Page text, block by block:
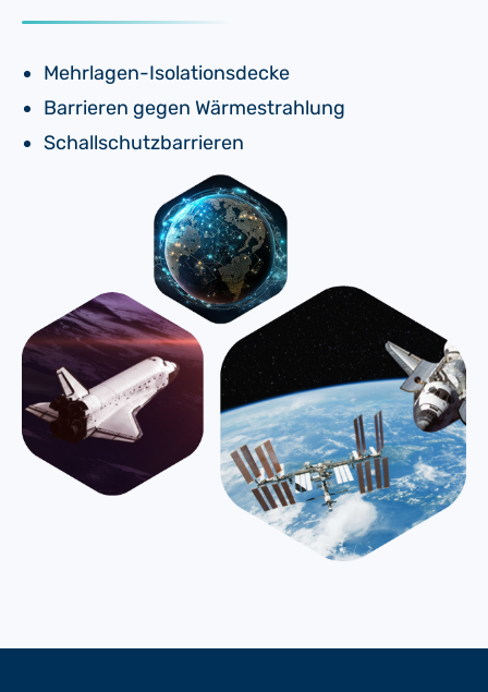
Mehrlagen-Isolationsdecke
Barrieren gegen Wärmestrahlung
Schallschutzbarrieren